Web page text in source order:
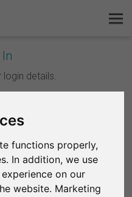
functions properly,
In addition, we use
on our
website. Marketing
login details.
Google
Facebook
SurveyCircle